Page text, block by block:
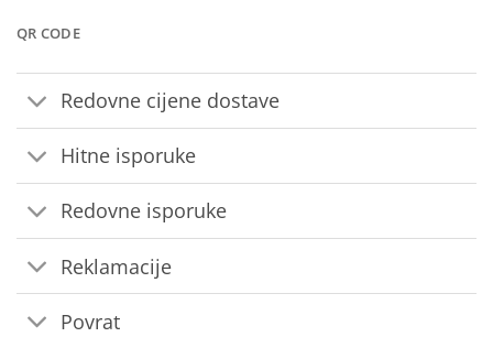
QR CODE
Redovne cijene dostave
Hitne isporuke
Redovne isporuke
Reklamacije
Povrat